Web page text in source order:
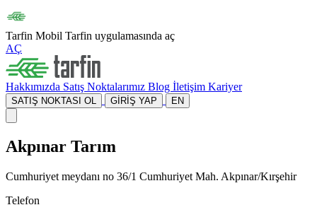
Tarfin Mobil Tarfin uygulamasında aç
AÇ
Hakkımızda Satış Noktalarımız Blog İletişim Kariyer
SATIŞ NOKTASI OL GİRİŞ YAP EN
Akpınar Tarım
Cumhuriyet meydanı no 36/1 Cumhuriyet Mah. Akpınar/Kırşehir
Telefon